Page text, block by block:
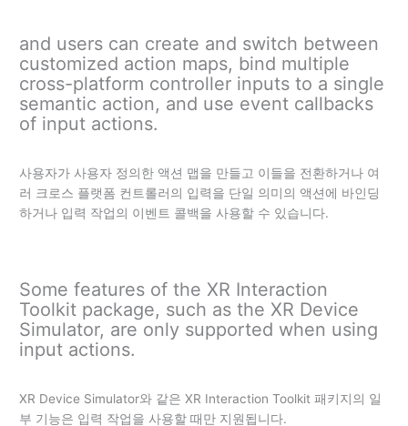
and users can create and switch between
customized action maps, bind multiple
cross-platform controller inputs to a single
semantic action, and use event callbacks
of input actions.
사용자가 사용자 정의한 액션 맵을 만들고 이들을 전환하거나 여
러 크로스 플랫폼 컨트롤러의 입력을 단일 의미의 액션에 바인딩
하거나 입력 작업의 이벤트 콜백을 사용할 수 있습니다.
Some features of the XR Interaction
Toolkit package, such as the XR Device
Simulator, are only supported when using
input actions.
XR Device Simulator와 같은 XR Interaction Toolkit 패키지의 일
부 기능은 입력 작업을 사용할 때만 지원됩니다.